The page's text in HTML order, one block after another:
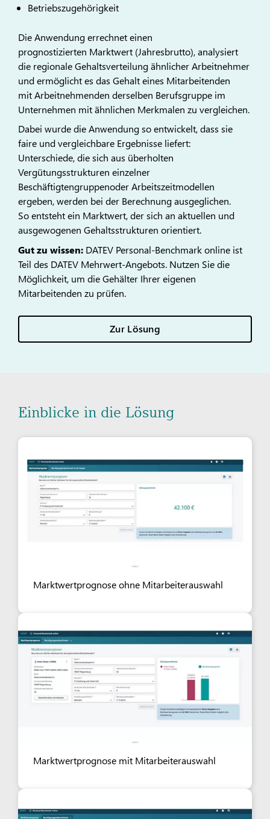
Betriebszugehörigkeit
Die Anwendung errechnet einen
prognostizierten Marktwert (Jahresbrutto), analysiert
die regionale Gehaltsverteilung ähnlicher Arbeitnehmer
und ermöglicht es das Gehalt eines Mitarbeitenden
mit Arbeitnehmenden derselben Berufsgruppe im
Unternehmen mit ähnlichen Merkmalen zu vergleichen.
Dabei wurde die Anwendung so entwickelt, dass sie
faire und vergleichbare Ergebnisse liefert:
Unterschiede, die sich aus überholten
Vergütungsstrukturen einzelner
Beschäftigtengruppenoder Arbeitszeitmodellen
ergeben, werden bei der Berechnung ausgeglichen.
So entsteht ein Marktwert, der sich an aktuellen und
ausgewogenen Gehaltsstrukturen orientiert.
Gut zu wissen: DATEV Personal-Benchmark online ist
Teil des DATEV Mehrwert-Angebots. Nutzen Sie die
Möglichkeit, um die Gehälter Ihrer eigenen
Mitarbeitenden zu prüfen.
Zur Lösung
Einblicke in die Lösung
Marktwertprognose ohne Mitarbeiterauswahl
Marktwertprognose mit Mitarbeiterauswahl